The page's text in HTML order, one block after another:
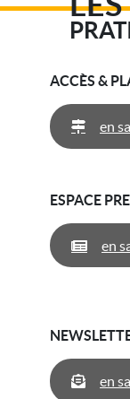
ACCÈS &
en
ESPACE
en
en